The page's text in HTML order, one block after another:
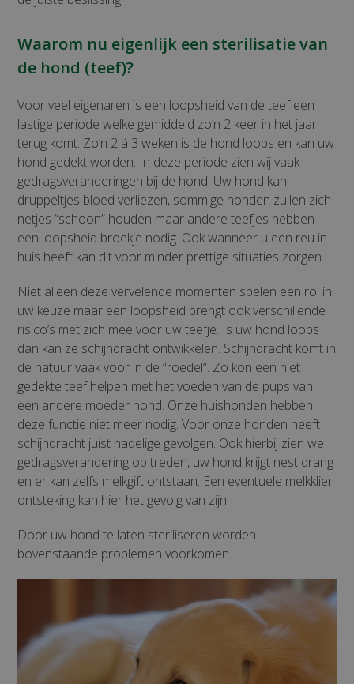
Waarom nu eigenlijk een sterilisatie van
de hond (teef)?
Voor veel eigenaren is een loopsheid van de teef een
lastige periode welke gemiddeld zo’n 2 keer in het jaar
terug komt. Zo’n 2 á 3 weken is de hond loops en kan uw
hond gedekt worden. In deze periode zien wij vaak
gedragsveranderingen bij de hond. Uw hond kan
druppeltjes bloed verliezen, sommige honden zullen zich
netjes “schoon” houden maar andere teefjes hebben
een loopsheid broekje nodig. Ook wanneer u een reu in
huis heeft kan dit voor minder prettige situaties zorgen.
Niet alleen deze vervelende momenten spelen een rol in
uw keuze maar een loopsheid brengt ook verschillende
risico’s met zich mee voor uw teefje. Is uw hond loops
dan kan ze schijndracht ontwikkelen. Schijndracht komt in
de natuur vaak voor in de “roedel”. Zo kon een niet
gedekte teef helpen met het voeden van de pups van
een andere moeder hond. Onze huishonden hebben
deze functie niet meer nodig. Voor onze honden heeft
schijndracht juist nadelige gevolgen. Ook hierbij zien we
gedragsverandering op treden, uw hond krijgt nest drang
en er kan zelfs melkgift ontstaan. Een eventuele melkklier
ontsteking kan hier het gevolg van zijn.
Door uw hond te laten steriliseren worden
bovenstaande problemen voorkomen.